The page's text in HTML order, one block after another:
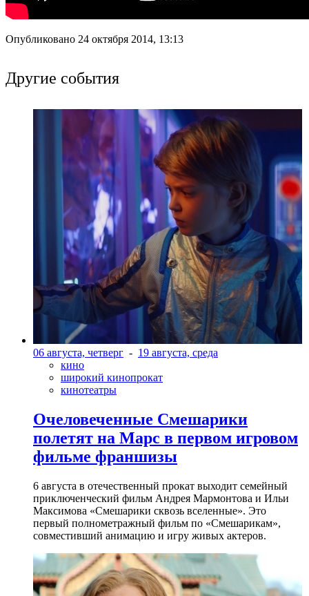
Опубликовано 24 октября 2014, 13:13
Другие события
06 августа, четверг - 19 августа, среда
кино
широкий кинопрокат
кинотеатры
Очеловеченные Смешарики
полетят на Марс в первом игровом
фильме франшизы
6 августа в отечественный прокат выходит семейный
приключенческий фильм Андрея Мармонтова и Ильи
Максимова «Смешарики сквозь вселенные». Это
первый полнометражный фильм по «Смешарикам»,
совместивший анимацию и игру живых актеров.